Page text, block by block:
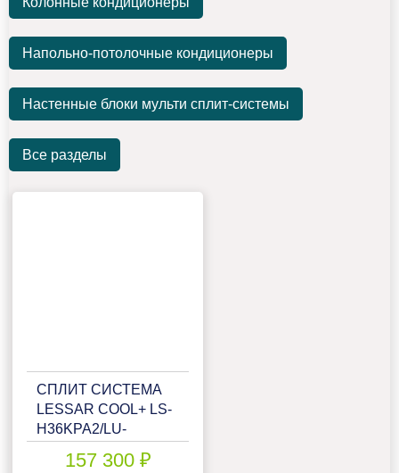
Напольно-потолочные кондиционеры
Настенные блоки мульти сплит-системы
Все разделы
CПЛИТ СИСТЕМА
LESSAR COOL+ LS-
H36KPA2/LU-
157 300 ₽